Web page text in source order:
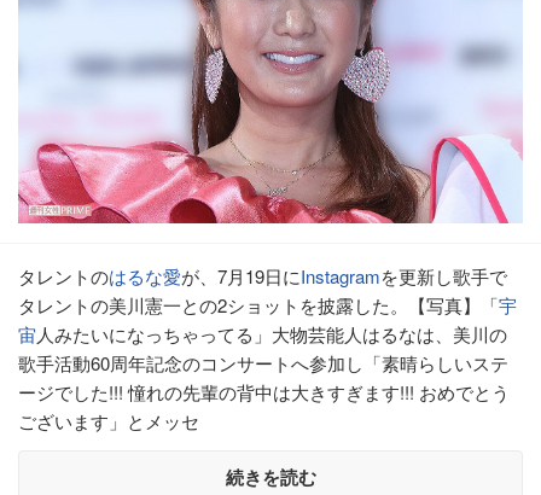
タレントのはるな愛が、7月19日にInstagramを更新し歌手で
タレントの美川憲一との2ショットを披露した。【写真】「宇
宙人みたいになっちゃってる」大物芸能人はるなは、美川の
歌手活動60周年記念のコンサートへ参加し「素晴らしいステ
ージでした!!! 憧れの先輩の背中は大きすぎます!!! おめでとう
ございます」とメッセ
続きを読む